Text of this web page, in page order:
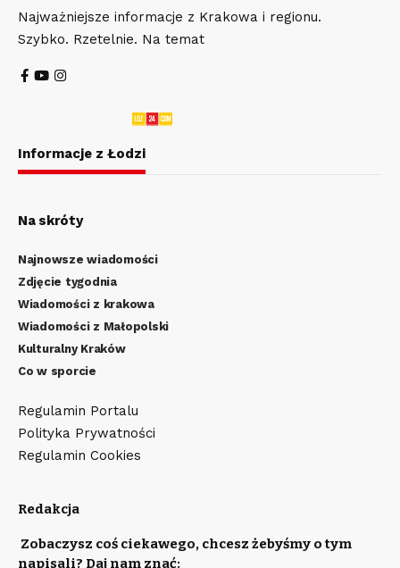
Najważniejsze informacje z Krakowa i regionu.
Szybko. Rzetelnie. Na temat
Informacje z Łodzi
Na skróty
Najnowsze wiadomości
Zdjęcie tygodnia
Wiadomości z krakowa
Wiadomości z Małopolski
Kulturalny Kraków
Co w sporcie
Regulamin Portalu
Polityka Prywatności
Regulamin Cookies
Redakcja
Zobaczysz coś ciekawego, chcesz żebyśmy o tym
napisali? Daj nam znać: